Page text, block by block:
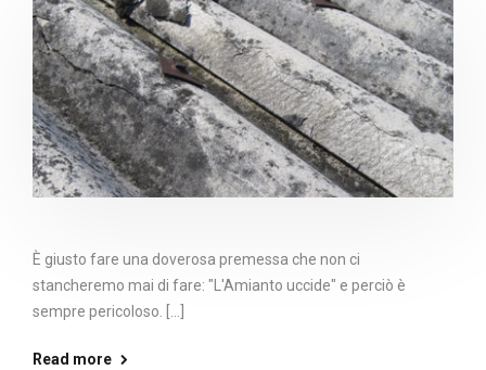
È giusto fare una doverosa premessa che non ci
stancheremo mai di fare: "L'Amianto uccide" e perciò è
sempre pericoloso. [...]
Read more